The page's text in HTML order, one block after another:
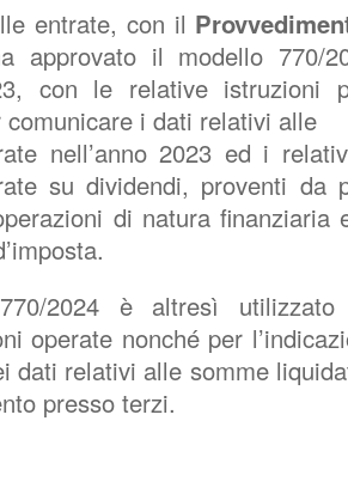
entrate, con il
approvato il modello 770/
con le relative istruzioni
i dati relativi alle
nell’anno 2023 ed i
su dividendi, proventi da
di natura finanziaria
2024 è altresì utilizzato
operate nonché per
dati relativi alle somme
presso terzi.